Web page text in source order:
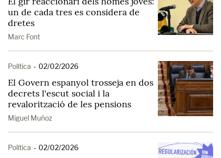
un de cada tres es considera de
dretes
Marc Font
Política - 02/02/2026
El Govern espanyol trosseja en dos
decrets l'escut social i la
revalorització de les pensions
Miguel Muñoz
Política - 02/02/2026